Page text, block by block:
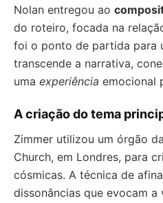
Nolan entregou ao
do roteiro, focada na
foi o ponto de partida para
transcende a narrativa,
uma experiência emocional
A criação do tema
Zimmer utilizou um órgão
Church, em Londres, para
cósmicas. A técnica de
dissonâncias que evocam